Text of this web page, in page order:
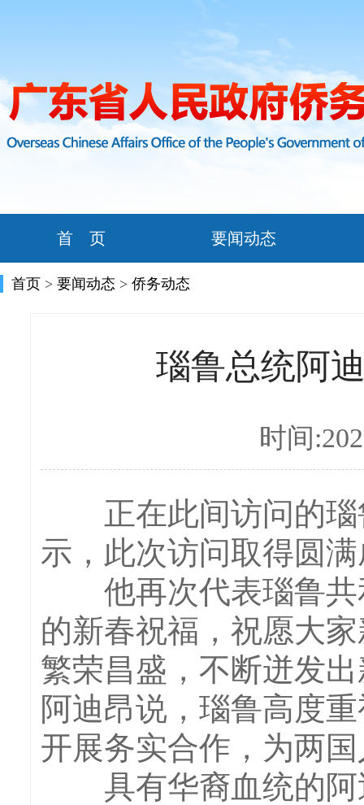
首 页 要闻动态
首页 > 要闻动态 > 侨务动态
瑙鲁总统阿
时间
正在此间访问的瑙
示，此次访问取得圆
他再次代表瑙鲁共
的新春祝福，祝愿大
繁荣昌盛，不断迸发
阿迪昂说，瑙鲁高度
开展务实合作，为两
具有华裔血统的阿